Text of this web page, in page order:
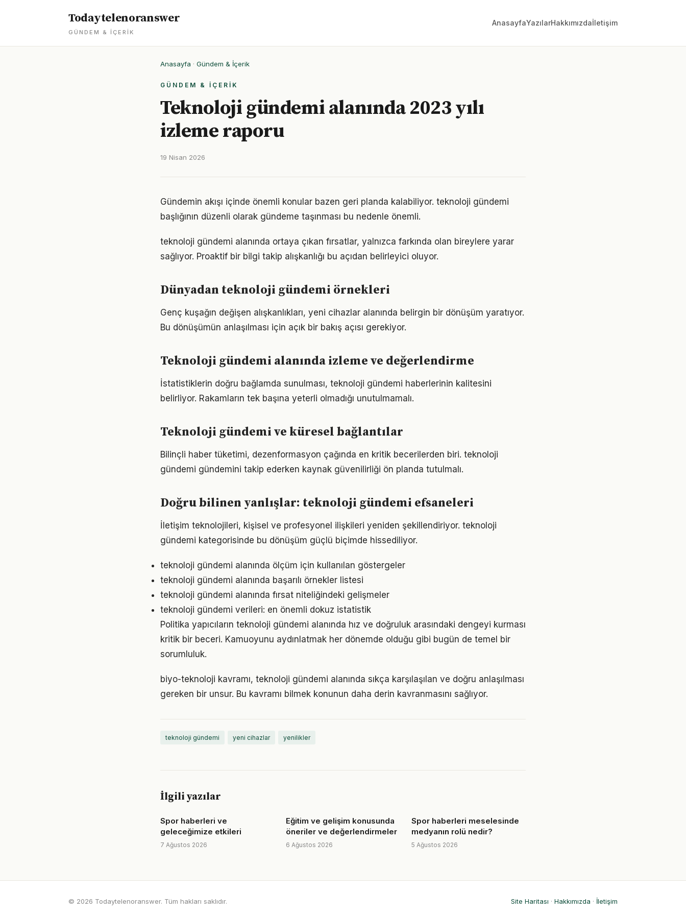
Todaytelenoranswer
GÜNDEM & İÇERIK
AnasayfaYazılarHakkımızdaİletişim
Anasayfa · Gündem & İçerik
GÜNDEM & İÇERIK
Teknoloji gündemi alanında 2023 yılı
izleme raporu
19 Nisan 2026
Gündemin akışı içinde önemli konular bazen geri planda kalabiliyor. teknoloji gündemi
başlığının düzenli olarak gündeme taşınması bu nedenle önemli.
teknoloji gündemi alanında ortaya çıkan fırsatlar, yalnızca farkında olan bireylere yarar
sağlıyor. Proaktif bir bilgi takip alışkanlığı bu açıdan belirleyici oluyor.
Dünyadan teknoloji gündemi örnekleri
Genç kuşağın değişen alışkanlıkları, yeni cihazlar alanında belirgin bir dönüşüm yaratıyor.
Bu dönüşümün anlaşılması için açık bir bakış açısı gerekiyor.
Teknoloji gündemi alanında izleme ve değerlendirme
İstatistiklerin doğru bağlamda sunulması, teknoloji gündemi haberlerinin kalitesini
belirliyor. Rakamların tek başına yeterli olmadığı unutulmamalı.
Teknoloji gündemi ve küresel bağlantılar
Bilinçli haber tüketimi, dezenformasyon çağında en kritik becerilerden biri. teknoloji
gündemi gündemini takip ederken kaynak güvenilirliği ön planda tutulmalı.
Doğru bilinen yanlışlar: teknoloji gündemi efsaneleri
İletişim teknolojileri, kişisel ve profesyonel ilişkileri yeniden şekillendiriyor. teknoloji
gündemi kategorisinde bu dönüşüm güçlü biçimde hissediliyor.
teknoloji gündemi alanında ölçüm için kullanılan göstergeler
teknoloji gündemi alanında başarılı örnekler listesi
teknoloji gündemi alanında fırsat niteliğindeki gelişmeler
teknoloji gündemi verileri: en önemli dokuz istatistik
Politika yapıcıların teknoloji gündemi alanında hız ve doğruluk arasındaki dengeyi kurması
kritik bir beceri. Kamuoyunu aydınlatmak her dönemde olduğu gibi bugün de temel bir
sorumluluk.
biyo-teknoloji kavramı, teknoloji gündemi alanında sıkça karşılaşılan ve doğru anlaşılması
gereken bir unsur. Bu kavramı bilmek konunun daha derin kavranmasını sağlıyor.
teknoloji gündemi yeni cihazlar yenilikler
İlgili yazılar
Spor haberleri ve
geleceğimize etkileri
7 Ağustos 2026
Eğitim ve gelişim konusunda
öneriler ve değerlendirmeler
6 Ağustos 2026
Spor haberleri meselesinde
medyanın rolü nedir?
5 Ağustos 2026
© 2026 Todaytelenoranswer. Tüm hakları saklıdır. Site Haritası · Hakkımızda · İletişim